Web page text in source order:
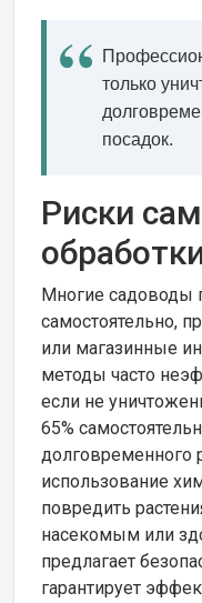
только
посадок.
Риски
Многие садоводы
самостоятельно,
или магазинные
методы часто
если не
65%
долговременного
использование
повредить
насекомым или
предлагает
гарантирует